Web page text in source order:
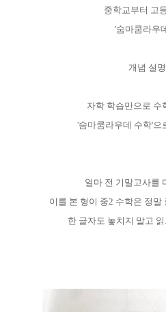
중학교부터 고
'숨마쿰라우
개념 설
자학 학습만으로 수
'숨마쿰라우데 수학'으
얼마 전 기말고사를
이를 본 형이 중2 수학은 정
한 글자도 놓치지 말고